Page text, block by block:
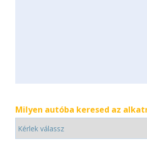
Milyen autóba keresed az